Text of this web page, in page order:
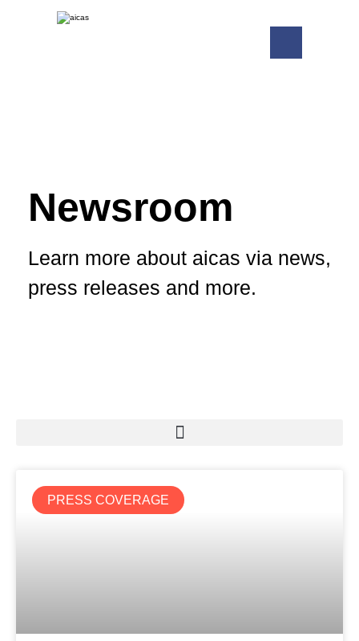
Newsroom
Learn more about aicas via news,
press releases and more.
PRESS COVERAGE